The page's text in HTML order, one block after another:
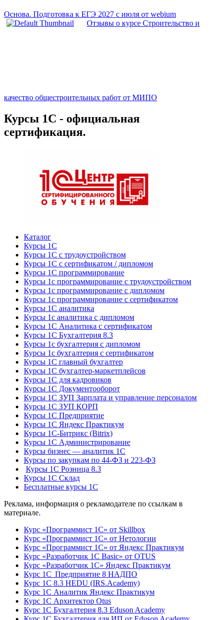
Основа. Подготовка к ЕГЭ 2027 с июля от webium
Отзывы о курсе Строительство и
качество общестроительных работ от МИПО
Курсы 1С - официальная
сертификация.
Каталог
Курсы 1С
Курсы 1С с трудоустройством
Курсы 1С с сертификатом / дипломом
Курсы 1С программирование
Курсы 1с программирование с трудоустройством
Курсы 1с программирование с дипломом
Курсы 1с программирование с сертификатом
Курсы 1С аналитика
Курсы 1с аналитика с дипломом
Курсы 1С Аналитика с сертификатом
Курсы 1С Бухгалтерия 8.3
Курсы 1с бухгалтерия с дипломом
Курсы 1с бухгалтерия с сертификатом
Курсы 1С главный бухгалтер
Курсы 1С бухгалтер-маркетплейсов
Курсы 1С для кадровиков
Курсы 1С Документооборот
Курсы 1С ЗУП Зарплата и управление персоналом
Курсы 1С ЗУП КОРП
Курсы 1С Предприятие
Курсы 1С Яндекс Практикум
Курсы 1С-Битрикс (Bitrix)
Курсы 1С Администрирование
Курсы бизнес — аналитик 1С
Курсы по закупкам по 44‑ФЗ и 223‑ФЗ
Курсы 1С Розница 8.3
Курсы 1С Склад
Бесплатные курсы 1С
Реклама, информация о рекламодателе по ссылкам в
материале.
Курс «Программист 1С» от Skillbox
Курс «Программист 1С» от Нетологии
Курс «Программист 1С» от Яндекс Практикум
Курс «Разработчик 1С Basic» от OTUS
Курс «Разработчик 1С» Яндекс Практикум
Курс 1С Предприятие 8 НАДПО
Курс 1С 8.3 HEDU (IRS.Academy)
Курс 1С Аналитик Яндекс Практикум
Курс 1С Архитектор Otus
Курс 1С Бухгалтерия 8.3 Eduson Academy